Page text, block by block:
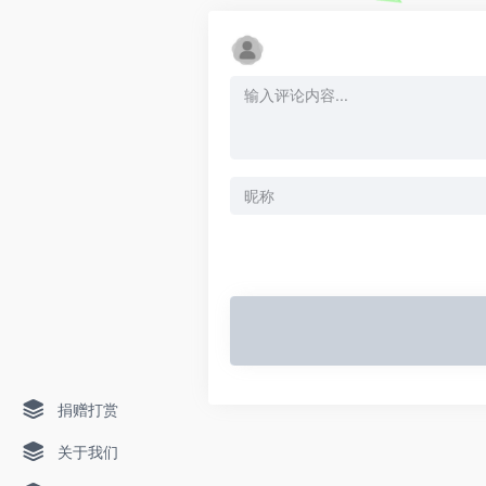
捐赠打赏
关于我们